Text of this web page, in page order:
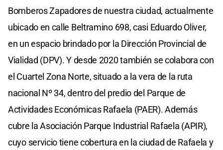
Bomberos Zapadores de nuestra ciudad, actualmente
ubicado en calle Beltramino 698, casi Eduardo Oliver,
en un espacio brindado por la Dirección Provincial de
Vialidad (DPV). Y desde 2020 también se colabora con
el Cuartel Zona Norte, situado a la vera de la ruta
nacional Nº 34, dentro del predio del Parque de
Actividades Económicas Rafaela (PAER). Además
cubre la Asociación Parque Industrial Rafaela (APIR),
cuyo servicio tiene cobertura en la ciudad de Rafaela y